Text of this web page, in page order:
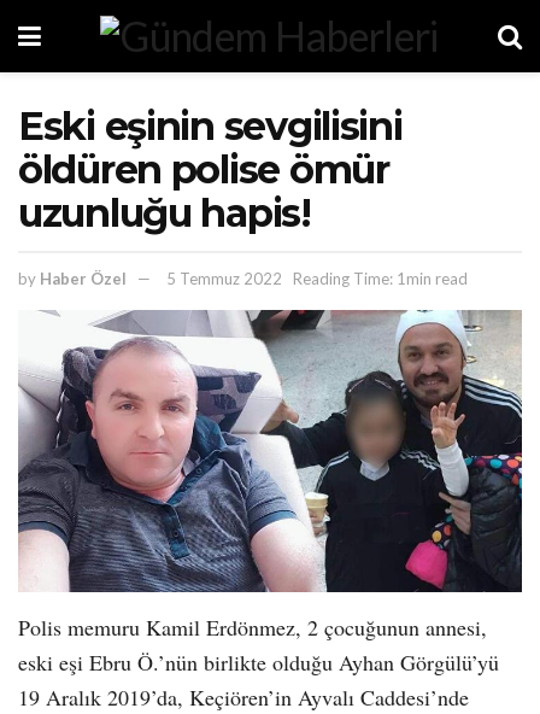
Eski eşinin sevgilisini
öldüren polise ömür
uzunluğu hapis!
by Haber Özel 5 Temmuz 2022 Reading Time: 1min read
Polis memuru Kamil Erdönmez, 2 çocuğunun annesi,
eski eşi Ebru Ö.’nün birlikte olduğu Ayhan Görgülü’yü
19 Aralık 2019’da, Keçiören’in Ayvalı Caddesi’nde